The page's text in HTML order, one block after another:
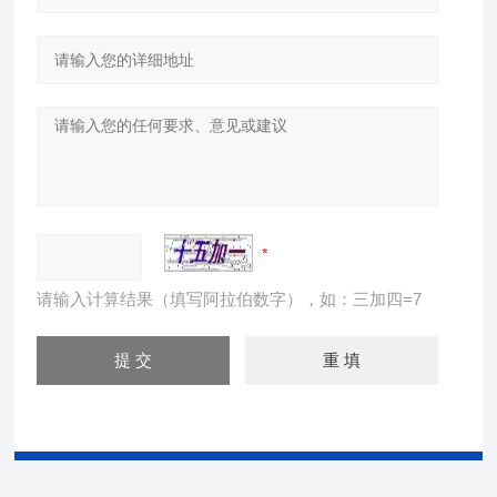
请输入计算结果（填写阿拉伯数字），如：三加四=7